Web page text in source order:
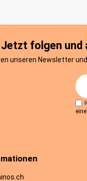
Jetzt folgen und
unseren Newsletter